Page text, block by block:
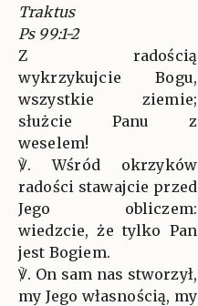
Traktus
Ps 99:1-2
Z radością
wykrzykujcie Bogu,
wszystkie ziemie;
służcie Panu z
weselem!
℣. Wśród okrzyków
radości stawajcie przed
Jego obliczem:
wiedzcie, że tylko Pan
jest Bogiem.
℣. On sam nas stworzył,
my Jego własnością, my